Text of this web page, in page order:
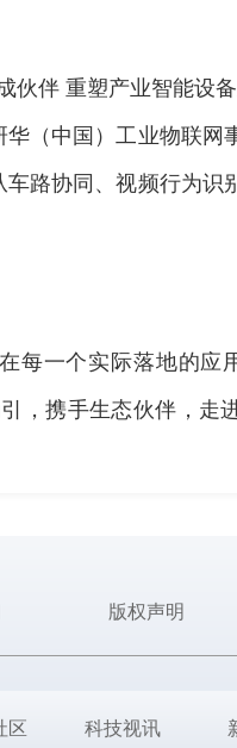
伙伴 重塑产业智能设
（中国）工业物联网
路协同、视频行为识
每一个实际落地的应
，携手生态伙伴，走
版权声明
区 科技视讯